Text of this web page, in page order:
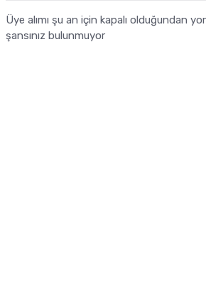
Üye alımı şu an için kapalı olduğundan
şansınız bulunmuyor